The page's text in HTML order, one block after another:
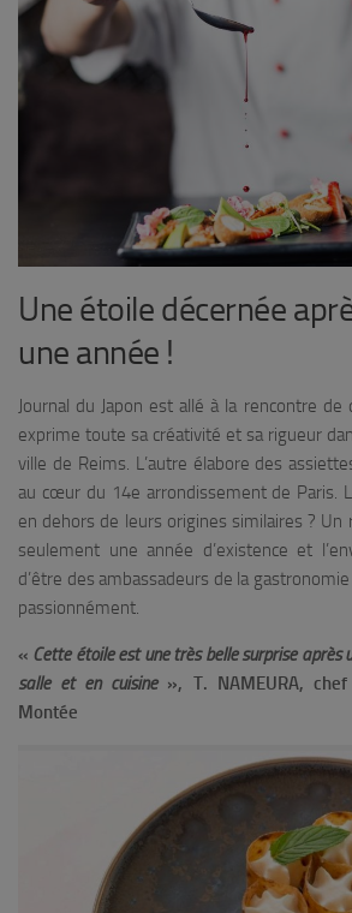
Une étoile décernée
une année !
Journal du Japon est allé à la rencontre de
exprime toute sa créativité et sa rigueur
ville de Reims. L’autre élabore des
au cœur du 14e arrondissement de Paris.
en dehors de leurs origines similaires ? Un
seulement une année d’existence et
d’être des ambassadeurs de la
passionnément.
« Cette étoile est une très belle surprise après
salle et en cuisine», T. NAMEURA,
Montée